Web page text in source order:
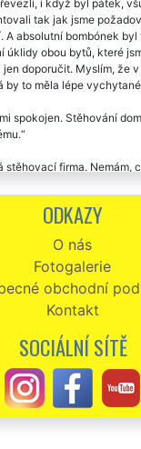
byla něco jako skládání
i když byl pátek,
tak jak jsme
A absolutní bombónek byl
úklidy obou bytů, které
doporučit. Myslím, že v
spokojen. Stěhování
naposledy při
Doporučuji.
velmi profesionální, se
spokojeni.
děkuji Vašim
Vše proběhlo na
profesionální přístup,
nasazení, naprosto se
domu z Berouna
Společnost EXTRA
ODKAZY
O nás
Fotogalerie
obchodní
Kontakt
SOCIÁLNÍ SÍTĚ